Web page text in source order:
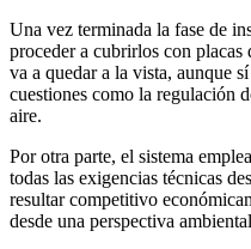
Una vez terminada la fase de
proceder a cubrirlos con placas
va a quedar a la vista, aunque
cuestiones como la regulación
aire.
Por otra parte, el sistema
todas las exigencias técnicas
resultar competitivo
desde una perspectiva